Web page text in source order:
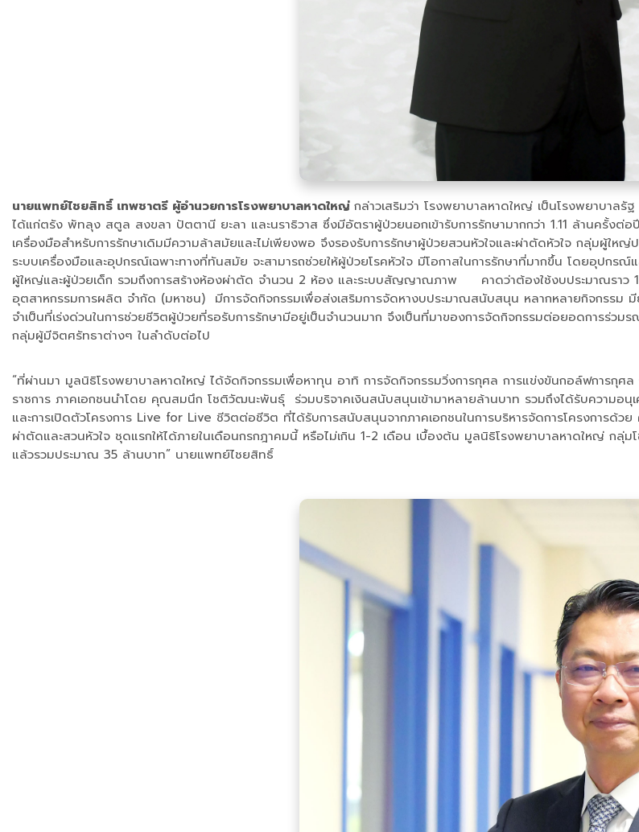
นายแพทย์ไชยสิทธิ์ เทพชาตรี ผู้อำนวยการโรงพยาบาลหาดใหญ่ กล่าวเสริมว่า โรงพยาบาลหาดใหญ่ เป็นโรงพยาบาลรั
ได้แก่ตรัง พัทลุง สตูล สงขลา ปัตตานี ยะลา และนราธิวาส ซึ่งมีอัตราผู้ป่วยนอกเข้ารับการรักษามากกว่า 1.11 ล้านครั้งต่
เครื่องมือสำหรับการรักษาเดิมมีความล้าสมัยและไม่เพียงพอ จึงรองรับการรักษาผู้ป่วยสวนหัวใจและผ่าตัดหัวใจ กลุ่มผู้ใ
ระบบเครื่องมือและอุปกรณ์เฉพาะทางที่ทันสมัย จะสามารถช่วยให้ผู้ป่วยโรคหัวใจ มีโอกาสในการรักษาที่มากขึ้น โดยอุปกร
ผู้ใหญ่และผู้ป่วยเด็ก รวมถึงการสร้างห้องผ่าตัด จำนวน 2 ห้อง และระบบสัญญาณภาพ คาดว่าต้องใช้งบประมาณราว
อุตสาหกรรมการผลิต จำกัด (มหาชน) มีการจัดกิจกรรมเพื่อส่งเสริมการจัดหางบประมาณสนับสนุน หลากหลายกิจกรร
จำเป็นที่เร่งด่วนในการช่วยชีวิตผู้ป่วยที่รอรับการรักษามีอยู่เป็นจำนวนมาก จึงเป็นที่มาของการจัดกิจกรรมต่อยอดการร่
กลุ่มผู้มีจิตศรัทธาต่างๆ ในลำดับต่อไป
“ที่ผ่านมา มูลนิธิโรงพยาบาลหาดใหญ่ ได้จัดกิจกรรมเพื่อหาทุน อาทิ การจัดกิจกรรมวิ่งการกุศล การแข่งขันกอล์ฟการกุศ
ราชการ ภาคเอกชนนำโดย คุณสมนึก โชติวัฒนะพันธุ์ ร่วมบริจาคเงินสนับสนุนเข้ามาหลายล้านบาท รวมถึงได้รับความอนุเ
และการเปิดตัวโครงการ Live for Live ชีวิตต่อชีวิต ที่ได้รับการสนับสนุนจากภาคเอกชนในการบริหารจัดการโครงการด้
ผ่าตัดและสวนหัวใจ ชุดแรกให้ได้ภายในเดือนกรกฎาคมนี้ หรือไม่เกิน 1-2 เดือน เบื้องต้น มูลนิธิโรงพยาบาลหาดใหญ่ ก
แล้วรวมประมาณ 35 ล้านบาท” นายแพทย์ไชยสิทธิ์